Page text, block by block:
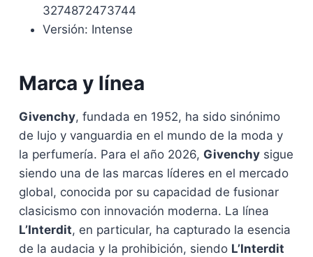
3274872473744
Versión: Intense
Marca y línea
Givenchy, fundada en 1952, ha sido sinónimo
de lujo y vanguardia en el mundo de la moda y
la perfumería. Para el año 2026, Givenchy sigue
siendo una de las marcas líderes en el mercado
global, conocida por su capacidad de fusionar
clasicismo con innovación moderna. La línea
L’Interdit, en particular, ha capturado la esencia
de la audacia y la prohibición, siendo L’Interdit